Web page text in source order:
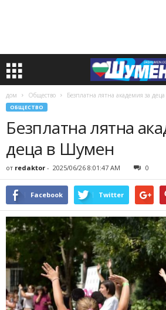
дом Общество Безплатна лятна академия за
ОБЩЕСТВО
Безплатна лятна
деца в Шумен
от redaktor - 2025/06/26 8:01:47 AM 0
Facebook Twitter